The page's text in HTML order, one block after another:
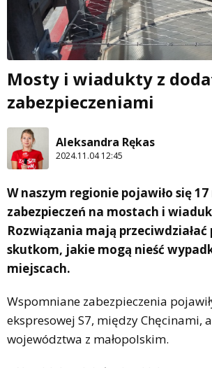
Mosty i wiadukty z
zabezpieczeniami
Aleksandra Rękas
2024.11.04 12:45
W naszym regionie pojawiło się
zabezpieczeń na mostach i
Rozwiązania mają przeciwdziałać
skutkom, jakie mogą nieść
miejscach.
Wspomniane zabezpieczenia
ekspresowej S7, między Chęcinami,
województwa z małopolskim.